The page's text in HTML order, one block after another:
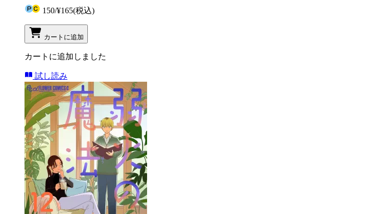
150/¥165(税込)
カートに追加
カートに追加しました
試し読み